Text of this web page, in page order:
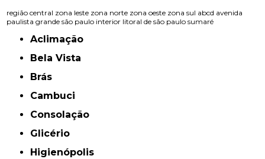
região central zona leste zona norte zona oeste zona sul abcd avenida
paulista grande são paulo interior litoral de são paulo sumaré
Aclimação
Bela Vista
Brás
Cambuci
Consolação
Glicério
Higienópolis